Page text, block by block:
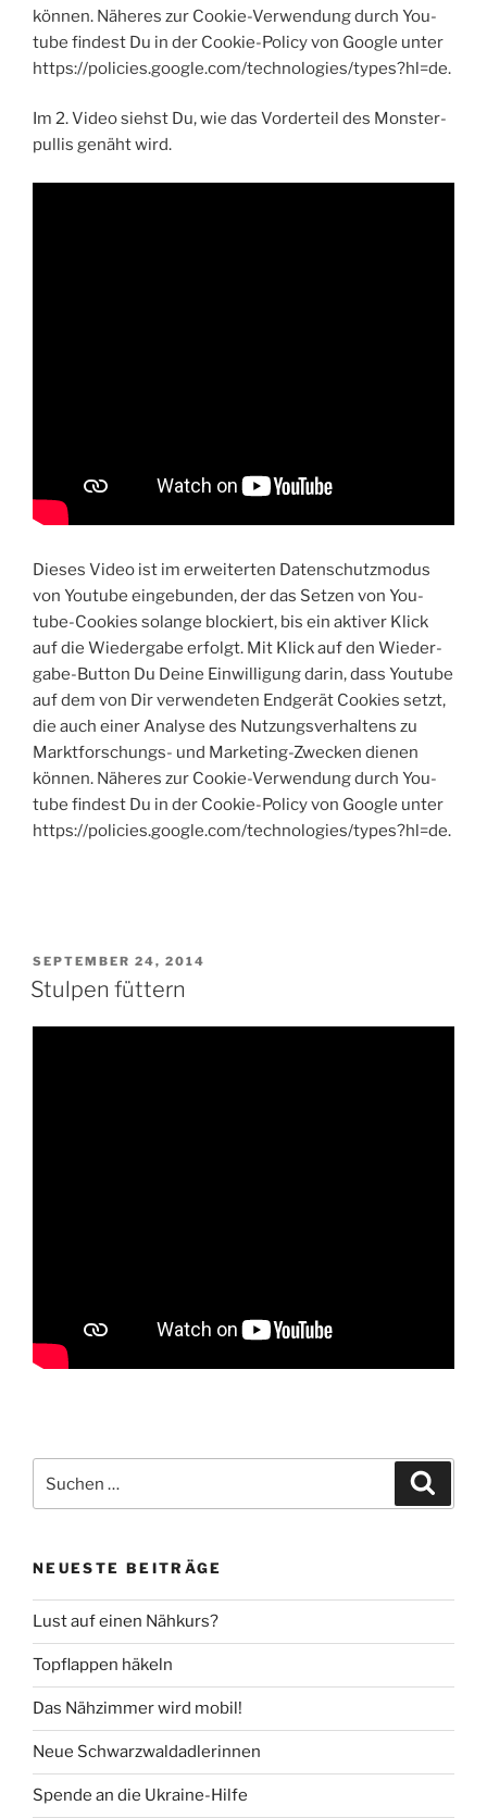
kön­nen. Nähe­res zur Coo­kie-Ver­wen­dung durch You­
tube fin­dest Du in der Coo­kie-Poli­cy von Goog­le unter
https://policies.google.com/technologies/types?hl=de.
Im 2. Video siehst Du, wie das Vor­der­teil des Mons­ter­
pul­lis genäht wird.
Die­ses Video ist im erwei­ter­ten Daten­schutz­mo­dus
von You­tube ein­ge­bun­den, der das Set­zen von You­
tube-Coo­kies solan­ge blo­ckiert, bis ein akti­ver Klick
auf die Wie­der­ga­be erfolgt. Mit Klick auf den Wie­der­
ga­be-But­ton Du Dei­ne Ein­wil­li­gung dar­in, dass You­tube
auf dem von Dir ver­wen­de­ten End­ge­rät Coo­kies setzt,
die auch einer Ana­ly­se des Nut­zungs­ver­hal­tens zu
Markt­for­schungs- und Mar­ke­ting-Zwe­cken die­nen
kön­nen. Nähe­res zur Coo­kie-Ver­wen­dung durch You­
tube fin­dest Du in der Coo­kie-Poli­cy von Goog­le unter
https://policies.google.com/technologies/types?hl=de.
VERÖFFENTLICHT
AM
SEPTEMBER 24, 2014
Stulpen füttern
nach:
NEUESTE BEITRÄGE
Lust auf einen Nähkurs?
Topflappen häkeln
Das Nähzimmer wird mobil!
Neue Schwarzwaldadlerinnen
Spende an die Ukraine-Hilfe